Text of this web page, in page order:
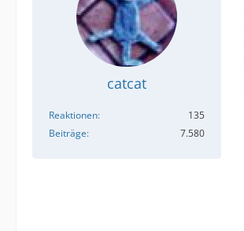
catcat
Reaktionen
135
Beiträge
7.580